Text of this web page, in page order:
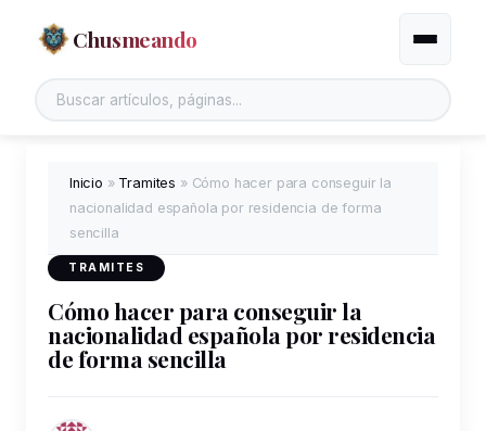
Chusmeando Alternar
Inicio » Tramites » Cómo hacer para conseguir la
nacionalidad española por residencia de forma
sencilla
TRAMITES
Cómo hacer para conseguir la
nacionalidad española por residencia
de forma sencilla